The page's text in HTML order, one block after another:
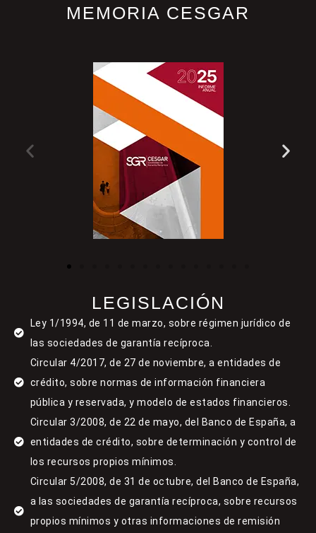
MEMORIA CESGAR
LEGISLACIÓN
Ley 1/1994, de 11 de marzo, sobre régimen jurídico de
las sociedades de garantía recíproca.
Circular 4/2017, de 27 de noviembre, a entidades de
crédito, sobre normas de información financiera
pública y reservada, y modelo de estados financieros.
Circular 3/2008, de 22 de mayo, del Banco de España, a
entidades de crédito, sobre determinación y control de
los recursos propios mínimos.
Circular 5/2008, de 31 de octubre, del Banco de España,
a las sociedades de garantía recíproca, sobre recursos
propios mínimos y otras informaciones de remisión